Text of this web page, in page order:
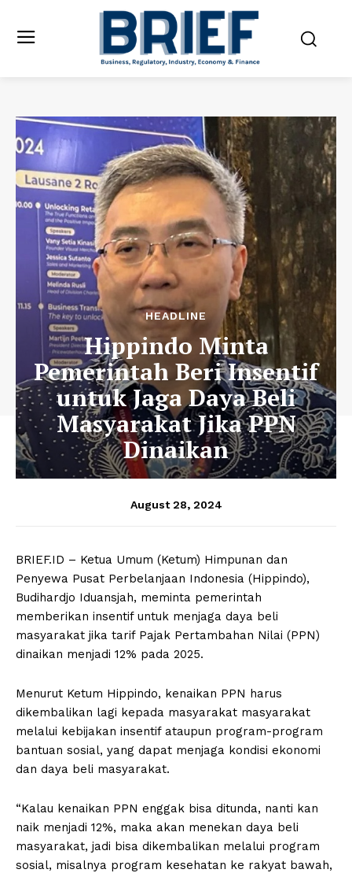
HEADLINE
Hippindo Minta
Pemerintah Beri Insentif
untuk Jaga Daya Beli
Masyarakat Jika PPN
Dinaikan
August 28, 2024
BRIEF.ID – Ketua Umum (Ketum) Himpunan dan
Penyewa Pusat Perbelanjaan Indonesia (Hippindo),
Budihardjo Iduansjah, meminta pemerintah
memberikan insentif untuk menjaga daya beli
masyarakat jika tarif Pajak Pertambahan Nilai (PPN)
dinaikan menjadi 12% pada 2025.
Menurut Ketum Hippindo, kenaikan PPN harus
dikembalikan lagi kepada masyarakat masyarakat
melalui kebijakan insentif ataupun program-program
bantuan sosial, yang dapat menjaga kondisi ekonomi
dan daya beli masyarakat.
“Kalau kenaikan PPN enggak bisa ditunda, nanti kan
naik menjadi 12%, maka akan menekan daya beli
masyarakat, jadi bisa dikembalikan melalui program
sosial, misalnya program kesehatan ke rakyat bawah,